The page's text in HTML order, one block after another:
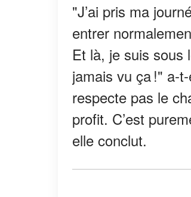
"J’ai pris ma
entrer
Et là, je suis sous
jamais vu ça !" a-
respecte pas le
profit. C’est
elle conclut.